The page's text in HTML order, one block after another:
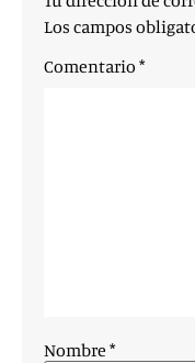
Los campos
Comentario *
Nombre *